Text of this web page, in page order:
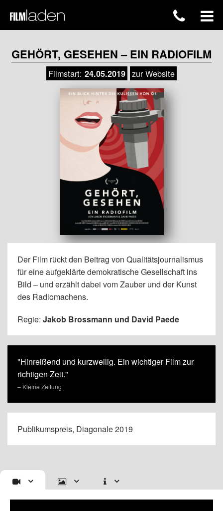
GEHÖRT, GESEHEN – EIN RADIOFILM
Filmstart: 24.05.2019 zur Website
Der Film rückt den Beitrag von Qualitätsjournalismus
für eine aufgeklärte demokratische Gesellschaft ins
Bild – und erzählt dabei vom Zauber und der Kunst
des Radiomachens.
Regie: Jakob Brossmann und David Paede
"Hinreißend und kurzweilig. Ein wichtiger Film zur
richtigen Zeit."
– Kleine Zeitung
Publikumspreis, Diagonale 2019